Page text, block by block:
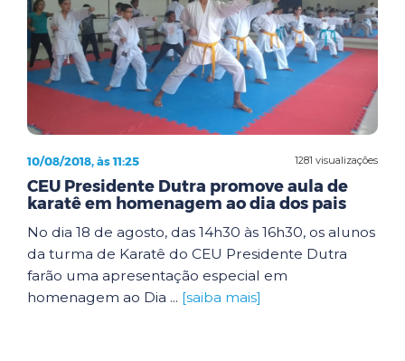
1281 visualizações
10/08/2018, às 11:25
CEU Presidente Dutra promove aula de
karatê em homenagem ao dia dos pais
No dia 18 de agosto, das 14h30 às 16h30, os alunos
da turma de Karatê do CEU Presidente Dutra
farão uma apresentação especial em
homenagem ao Dia ... [saiba mais]